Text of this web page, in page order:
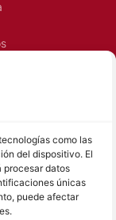
como las
del dispositivo. El
procesar datos
únicas
puede afectar
LEGALES
Legal
Privacidad
de Cookies